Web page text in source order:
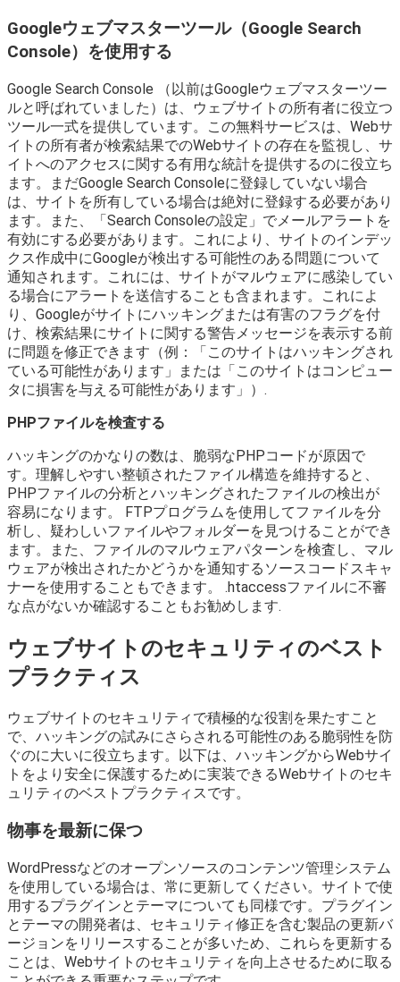
Googleウェブマスターツール（Google Search
Console）を使用する
Google Search Console （以前はGoogleウェブマスターツー
ルと呼ばれていました）は、ウェブサイトの所有者に役立つ
ツール一式を提供しています。この無料サービスは、Webサ
イトの所有者が検索結果でのWebサイトの存在を監視し、サ
イトへのアクセスに関する有用な統計を提供するのに役立ち
ます。まだGoogle Search Consoleに登録していない場合
は、サイトを所有している場合は絶対に登録する必要があり
ます。また、「Search Consoleの設定」でメールアラートを
有効にする必要があります。これにより、サイトのインデッ
クス作成中にGoogleが検出する可能性のある問題について
通知されます。これには、サイトがマルウェアに感染してい
る場合にアラートを送信することも含まれます。これによ
り、Googleがサイトにハッキングまたは有害のフラグを付
け、検索結果にサイトに関する警告メッセージを表示する前
に問題を修正できます（例：「このサイトはハッキングされ
ている可能性があります」または「このサイトはコンピュー
タに損害を与える可能性があります」）.
PHPファイルを検査する
ハッキングのかなりの数は、脆弱なPHPコードが原因で
す。理解しやすい整頓されたファイル構造を維持すると、
PHPファイルの分析とハッキングされたファイルの検出が
容易になります。 FTPプログラムを使用してファイルを分
析し、疑わしいファイルやフォルダーを見つけることができ
ます。また、ファイルのマルウェアパターンを検査し、マル
ウェアが検出されたかどうかを通知するソースコードスキャ
ナーを使用することもできます。 .htaccessファイルに不審
な点がないか確認することもお勧めします.
ウェブサイトのセキュリティのベスト
プラクティス
ウェブサイトのセキュリティで積極的な役割を果たすこと
で、ハッキングの試みにさらされる可能性のある脆弱性を防
ぐのに大いに役立ちます。以下は、ハッキングからWebサイ
トをより安全に保護するために実装できるWebサイトのセキ
ュリティのベストプラクティスです。
物事を最新に保つ
WordPressなどのオープンソースのコンテンツ管理システム
を使用している場合は、常に更新してください。サイトで使
用するプラグインとテーマについても同様です。プラグイン
とテーマの開発者は、セキュリティ修正を含む製品の更新バ
ージョンをリリースすることが多いため、これらを更新する
ことは、Webサイトのセキュリティを向上させるために取る